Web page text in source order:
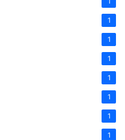
1
1
1
1
1
1
1